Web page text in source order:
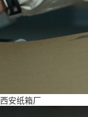
西安纸箱厂